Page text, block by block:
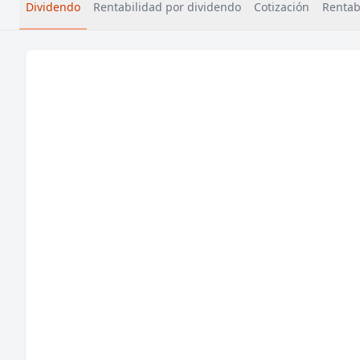
Dividendo Rentabilidad por dividendo Cotización